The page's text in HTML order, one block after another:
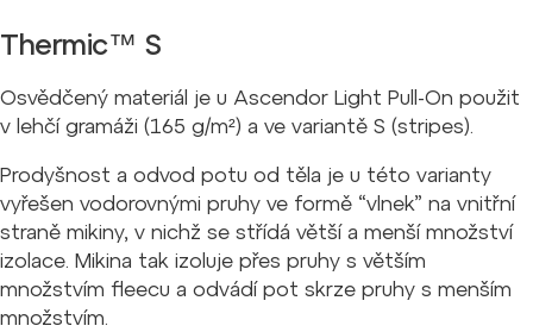
Thermic™ S
Osvědčený materiál je u Ascendor Light Pull-On použit
v lehčí gramáži (165 g/m²) a ve variantě S (stripes).
Prodyšnost a odvod potu od těla je u této varianty
vyřešen vodorovnými pruhy ve formě “vlnek” na vnitřní
straně mikiny, v nichž se střídá větší a menší množství
izolace. Mikina tak izoluje přes pruhy s větším
množstvím fleecu a odvádí pot skrze pruhy s menším
množstvím.